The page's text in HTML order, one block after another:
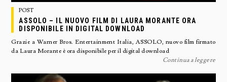
POST
ASSOLO – IL NUOVO FILM DI LAURA MORANTE ORA
DISPONIBILE IN DIGITAL DOWNLOAD
Grazie a Warner Bros. Entertainment Italia, ASSOLO, nuovo film firmato
da Laura Morante è ora disponibile per il digital download
Continua a leggere